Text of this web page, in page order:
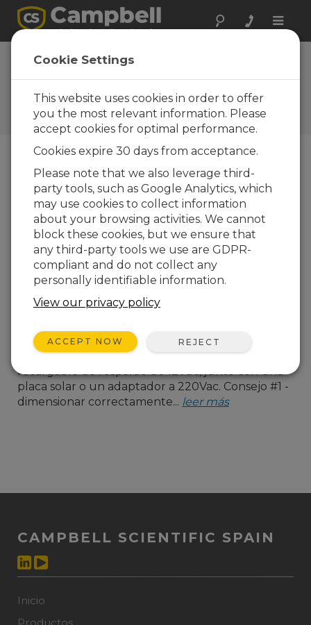
Toggle
El Blog de Campbell
Scientific
Sugerencias técnicas y recomendaciones de
expertos
Blog Menu
Displaying 1 - 1 of 1 articles authored by:Brad Maxfield
9 consejos para conservar la batería
Autor:Brad Maxfield| Última actualización: 02/17/2016 |
Comentarios: 1
Las baterías son un
sistema de adquisición de
nuestros sistemas van
alimentados a 12Vdc, e incluyen una batería
recargable de respaldo de 12Vdc, junto con una
placa solar o un adaptador a 220Vac. Consejo #1 -
dimensionar correctamente... leer más
CAMPBELL SCIENTIFIC SPAIN
Inicio
Cookie Settings
This website uses cookies in order to offer
you the most relevant information. Please
accept cookies for optimal performance.
Cookies expire 30 days from acceptance.
Please note that we also leverage third-
party tools, such as Google Analytics, which
may use cookies to collect information
about your browsing activities. We cannot
block these cookies, but we ensure that
any third-party tools we use are GDPR-
compliant and do not collect any
personally identifiable information.
View our privacy policy
ACCEPT NOW REJECT